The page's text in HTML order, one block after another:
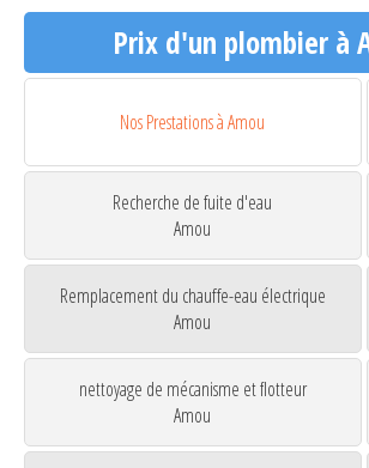
Prix d'un plombier à
Nos Prestations à Amou
Recherche de fuite d'eau
Amou
Remplacement du chauffe-eau électrique
Amou
nettoyage de mécanisme et flotteur
Amou